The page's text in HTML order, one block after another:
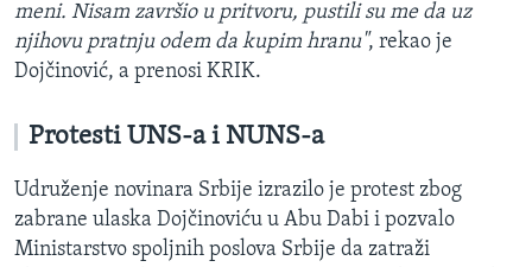
meni. Nisam završio u pritvoru, pustili su me da uz
njihovu pratnju odem da kupim hranu", rekao je
Dojčinović, a prenosi KRIK.
Protesti UNS-a i NUNS-a
Udruženje novinara Srbije izrazilo je protest zbog
zabrane ulaska Dojčinoviću u Abu Dabi i pozvalo
Ministarstvo spoljnih poslova Srbije da zatraži